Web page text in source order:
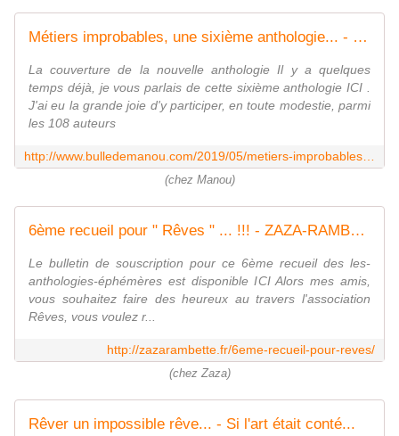
Métiers improbables, une sixième anthologie... - Dans la Bulle de Manou
La couverture de la nouvelle anthologie Il y a quelques
temps déjà, je vous parlais de cette sixième anthologie ICI .
J'ai eu la grande joie d'y participer, en toute modestie, parmi
les 108 auteurs
(chez Manou)
6ème recueil pour " Rêves " ... !!! - ZAZA-RAMBETTE LE RETOUR
Le bulletin de souscription pour ce 6ème recueil des les-
anthologies-éphémères est disponible ICI Alors mes amis,
vous souhaitez faire des heureux au travers l'association
Rêves, vous voulez r...
http://zazarambette.fr/6eme-recueil-pour-reves/
(chez Zaza)
Rêver un impossible rêve... - Si l'art était conté...